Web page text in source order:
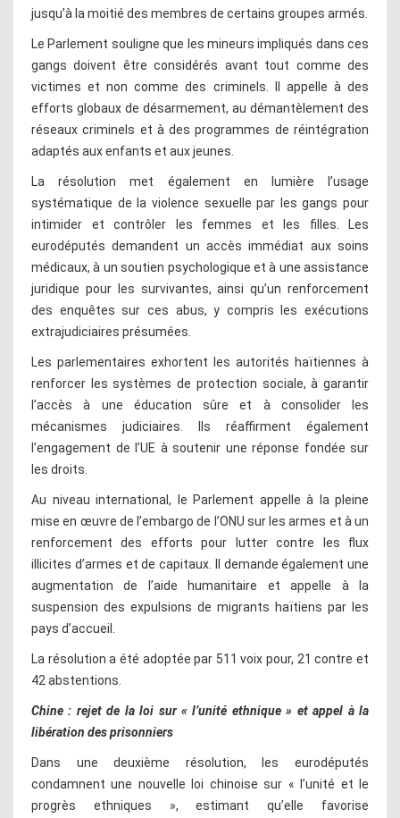
jusqu’à la moitié des membres de certains groupes armés.
Le Parlement souligne que les mineurs impliqués dans ces
gangs doivent être considérés avant tout comme des
victimes et non comme des criminels. Il appelle à des
efforts globaux de désarmement, au démantèlement des
réseaux criminels et à des programmes de réintégration
adaptés aux enfants et aux jeunes.
La résolution met également en lumière l’usage
systématique de la violence sexuelle par les gangs pour
intimider et contrôler les femmes et les filles. Les
eurodéputés demandent un accès immédiat aux soins
médicaux, à un soutien psychologique et à une assistance
juridique pour les survivantes, ainsi qu’un renforcement
des enquêtes sur ces abus, y compris les exécutions
extrajudiciaires présumées.
Les parlementaires exhortent les autorités haïtiennes à
renforcer les systèmes de protection sociale, à garantir
l’accès à une éducation sûre et à consolider les
mécanismes judiciaires. Ils réaffirment également
l’engagement de l’UE à soutenir une réponse fondée sur
les droits.
Au niveau international, le Parlement appelle à la pleine
mise en œuvre de l’embargo de l’ONU sur les armes et à un
renforcement des efforts pour lutter contre les flux
illicites d’armes et de capitaux. Il demande également une
augmentation de l’aide humanitaire et appelle à la
suspension des expulsions de migrants haïtiens par les
pays d’accueil.
La résolution a été adoptée par 511 voix pour, 21 contre et
42 abstentions.
Chine : rejet de la loi sur « l’unité ethnique » et appel à la
libération des prisonniers
Dans une deuxième résolution, les eurodéputés
condamnent une nouvelle loi chinoise sur « l’unité et le
progrès ethniques », estimant qu’elle favorise